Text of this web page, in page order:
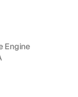
Engine